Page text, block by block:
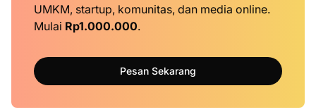
UMKM, startup, komunitas, dan media online.
Mulai Rp1.000.000.
Pesan Sekarang